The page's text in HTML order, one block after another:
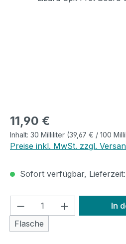
Regulärer Preis:
11,90 €
Inhalt: 30 Milliliter (39,67 € / 100
Preise inkl. MwSt. zzgl.
Sofort verfügbar, Lieferzeit:
Produkt Anzahl:
Flasche
In